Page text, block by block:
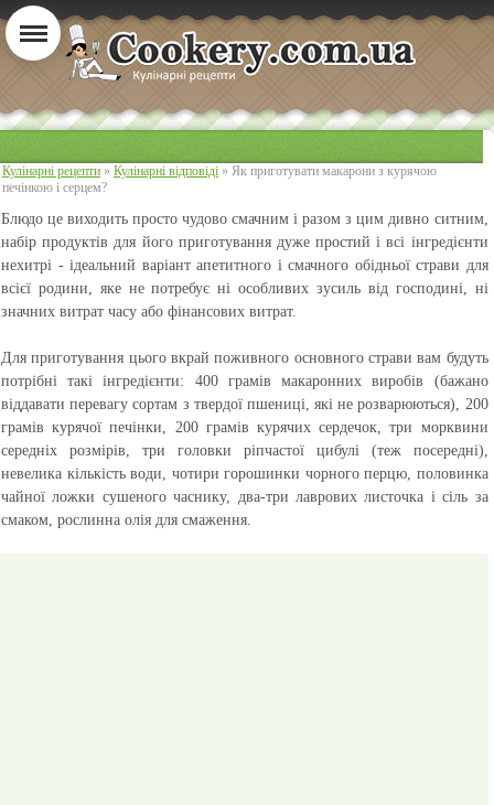
Кулінарні рецепти » Кулінарні відповіді » Як приготувати макарони з курячою
печінкою і серцем?
Блюдо це виходить просто чудово смачним і разом з цим дивно ситним,
набір продуктів для його приготування дуже простий і всі інгредієнти
нехитрі - ідеальний варіант апетитного і смачного обідньої страви для
всієї родини, яке не потребує ні особливих зусиль від господині, ні
значних витрат часу або фінансових витрат.
Для приготування цього вкрай поживного основного страви вам будуть
потрібні такі інгредієнти: 400 грамів макаронних виробів (бажано
віддавати перевагу сортам з твердої пшениці, які не розварюються), 200
грамів курячої печінки, 200 грамів курячих сердечок, три морквини
середніх розмірів, три головки ріпчастої цибулі (теж посередні),
невелика кількість води, чотири горошинки чорного перцю, половинка
чайної ложки сушеного часнику, два-три лаврових листочка і сіль за
смаком, рослинна олія для смаження.